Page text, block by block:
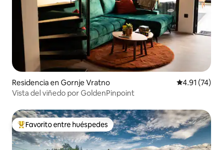
Residencia en Gornje Vratno Calificación
4.91 (74)
Vista del viñedo por GoldenPinpoint
De los mejores en Favorito entre huéspedes
Favorito entre huéspedes